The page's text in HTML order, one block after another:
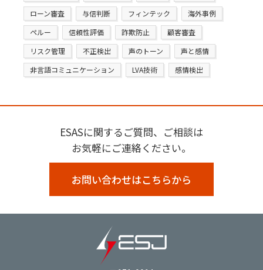
ローン審査
与信判断 フィンテック
海外事例
ペルー
信頼性評価 詐欺防止
顧客審査
リスク管理
不正検出 声のトーン
声と感情
非言語コミュニケーション
LVA技術 感情検出
ESASに関するご質問、ご相談は
お気軽にご連絡ください。
お問い合わせはこちらから